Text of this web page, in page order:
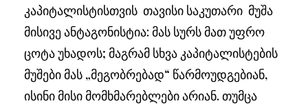
კაპიტალისტისთვის თავისი საკუთარი მუშა
მისივე ანტაგონისტია: მას სურს მათ უფრო
ცოტა უხადოს; მაგრამ სხვა კაპიტალისტების
მუშები მას „მეგობრებად“ წარმოუდგებიან,
ისინი მისი მომხმარებლები არიან. თუმცა